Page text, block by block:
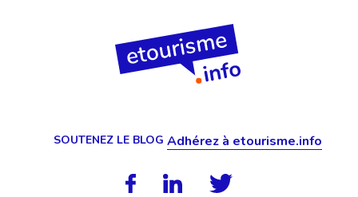
SOUTENEZ LE BLOG Adhérez à etourisme.info